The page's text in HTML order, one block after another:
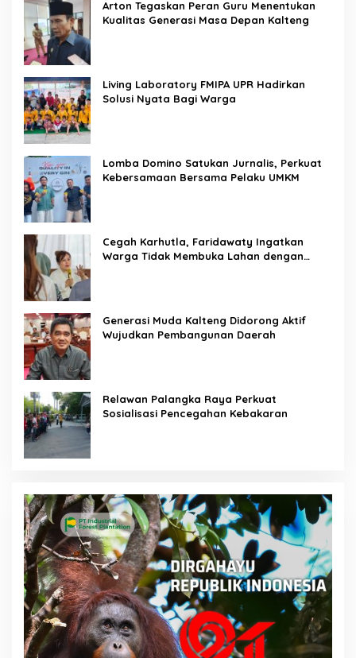
Arton Tegaskan Peran Guru Menentukan
Kualitas Generasi Masa Depan Kalteng
Living Laboratory FMIPA UPR Hadirkan
Solusi Nyata Bagi Warga
Lomba Domino Satukan Jurnalis, Perkuat
Kebersamaan Bersama Pelaku UMKM
Cegah Karhutla, Faridawaty Ingatkan
Warga Tidak Membuka Lahan dengan
Generasi Muda Kalteng Didorong Aktif
Wujudkan Pembangunan Daerah
Relawan Palangka Raya Perkuat
Sosialisasi Pencegahan Kebakaran